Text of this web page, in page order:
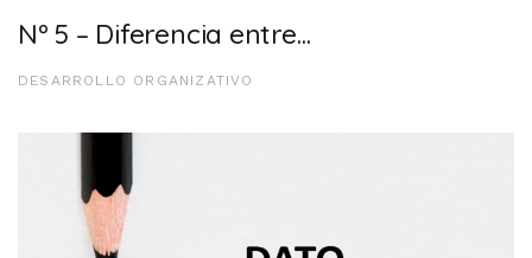
Nº 5 – Diferencia entre…
DESARROLLO ORGANIZATIVO